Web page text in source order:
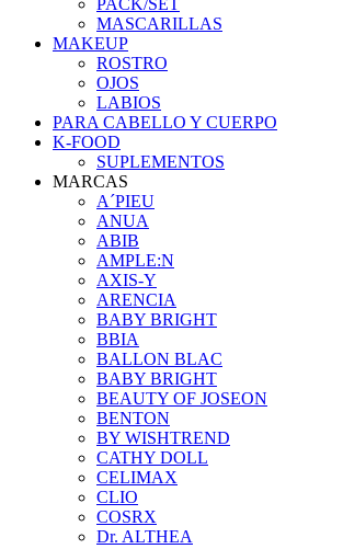
MASCARILLAS
MAKEUP
ROSTRO
OJOS
LABIOS
PARA CABELLO Y CUERPO
K-FOOD
SUPLEMENTOS
MARCAS
A´PIEU
ANUA
ABIB
AMPLE:N
AXIS-Y
ARENCIA
BABY BRIGHT
BBIA
BALLON BLAC
BABY BRIGHT
BEAUTY OF JOSEON
BENTON
BY WISHTREND
CATHY DOLL
CELIMAX
CLIO
COSRX
Dr. ALTHEA